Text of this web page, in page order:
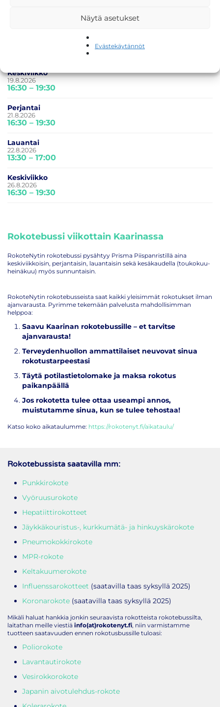
Näytä asetukset
Evästekäytännöt
Keskiviikko
19.8.2026
16:30 – 19:30
Perjantai
21.8.2026
16:30 – 19:30
Lauantai
22.8.2026
13:30 – 17:00
Keskiviikko
26.8.2026
16:30 – 19:30
Rokotebussi viikottain Kaarinassa
RokoteNytin rokotebussi pysähtyy Prisma Piispanristillä aina
keskiviikkoisin, perjantaisin, lauantaisin sekä kesäkaudella (toukokuu-
heinäkuu) myös sunnuntaisin.
RokoteNytin rokotebusseista saat kaikki yleisimmät rokotukset ilman
ajanvarausta. Pyrimme tekemään palvelusta mahdollisimman
helppoa:
Saavu Kaarinan rokotebussille – et tarvitse
ajanvarausta!
Terveydenhuollon ammattilaiset neuvovat sinua
rokotustarpeestasi
Täytä potilastietolomake ja maksa rokotus
paikanpäällä
Jos rokotetta tulee ottaa useampi annos,
muistutamme sinua, kun se tulee tehostaa!
Katso koko aikataulumme: https://rokotenyt.fi/aikataulu/
Rokotebussista saatavilla mm:
Punkkirokote
Vyöruusurokote
Hepatiittirokotteet
Jäykkäkouristus-, kurkkumätä- ja hinkuyskärokote
Pneumokokkirokote
MPR-rokote
Keltakuumerokote
Influenssarokotteet (saatavilla taas syksyllä 2025)
Koronarokote (saatavilla taas syksyllä 2025)
Mikäli haluat hankkia jonkin seuraavista rokotteista rokotebussilta,
laitathan meille viestiä info(at)rokotenyt.fi, niin varmistamme
tuotteen saatavuuden ennen rokotusbussille tuloasi:
Poliorokote
Lavantautirokote
Vesirokkorokote
Japanin aivotulehdus-rokote